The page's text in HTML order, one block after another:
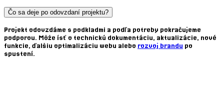
Čo sa deje po odovzdaní projektu?
Projekt odovzdáme s podkladmi a podľa potreby pokračujeme
podporou. Môže ísť o technickú dokumentáciu, aktualizácie, nové
funkcie, ďalšiu optimalizáciu webu alebo rozvoj brandu po
spustení.